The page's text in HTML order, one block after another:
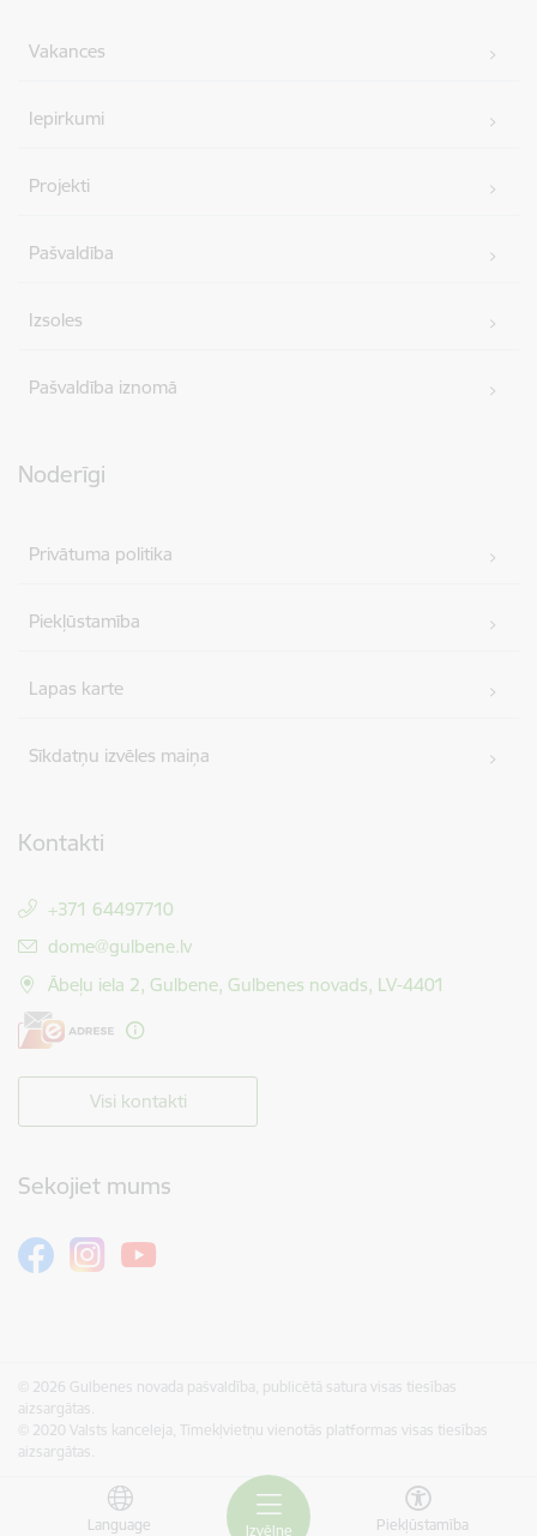
Izvēlne
Language Piekļūstamība
Vakances
Iepirkumi
Projekti
Pašvaldība
Izsoles
Pašvaldība iznomā
Noderīgi
Privātuma politika
Piekļūstamība
Lapas karte
Sīkdatņu izvēles maiņa
Kontakti
+371 64497710
E-pasts:
dome@gulbene.lv
Ābeļu iela 2, Gulbene, Gulbenes novads, LV-4401
Visi kontakti
Sekojiet mums
© 2026 Gulbenes novada pašvaldība, publicētā satura visas tiesības
aizsargātas.
© 2020 Valsts kanceleja, Tīmekļvietņu vienotās platformas visas tiesības
aizsargātas.